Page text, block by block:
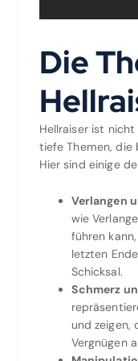
Die
Hellraiser ist
tiefe Themen, die
Hier sind einige
Verlangen
wie
führen
letzten
Schicksal.
Schmerz
und zeigen,
Vergnügen